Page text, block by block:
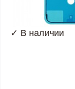
✓ В наличии